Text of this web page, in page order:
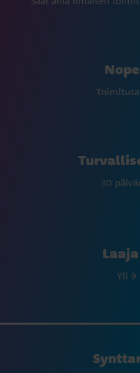
30
Yli 9